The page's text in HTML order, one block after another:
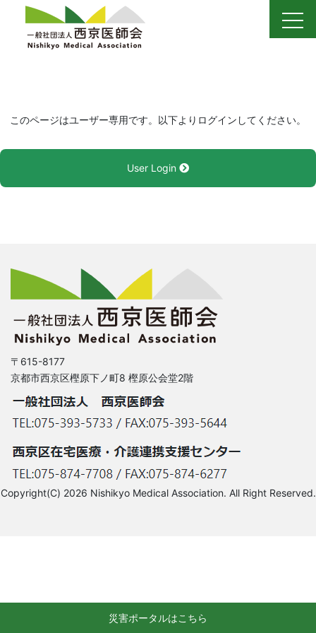
content
このページはユーザー専用です。以下よりログインしてください。
User Login
〒615-8177
京都市西京区樫原下ノ町8 樫原公会堂2階
Copyright(C) 2026 Nishikyo Medical Association. All Right Reserved.
災害ポータルはこちら